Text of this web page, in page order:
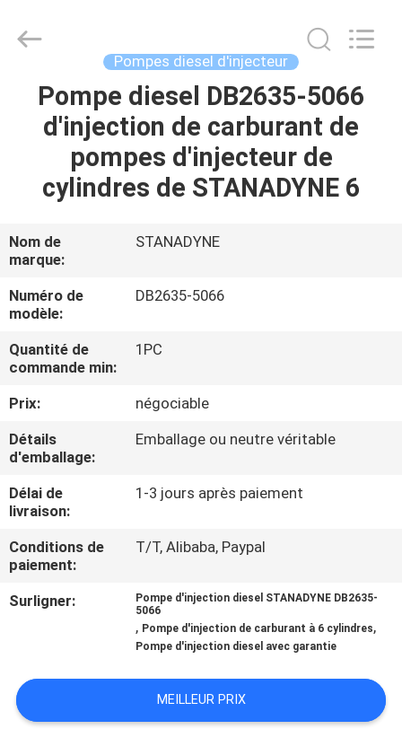
MAISON
VIDÉOS
À
PROPOS
DE
DE
L'USINE
CONTRÔLE
QUALITÉ
Parts
Pompes diesel d'injecteur
Pompe diesel DB2635-5066
d'injection de carburant de
pompes d'injecteur de
cylindres de STANADYNE 6
Nom de
marque:
STANADYNE
Numéro de
modèle:
DB2635-5066
Quantité de
commande min:
1PC
Prix:
négociable
Détails
d'emballage:
Emballage ou neutre véritable
Délai de
livraison:
1-3 jours après paiement
Conditions de
paiement:
T/T, Alibaba, Paypal
Surligner:
Pompe d'injection diesel STANADYNE DB2635-
5066
, Pompe d'injection de carburant à 6 cylindres,
Pompe d'injection diesel avec garantie
MEILLEUR PRIX